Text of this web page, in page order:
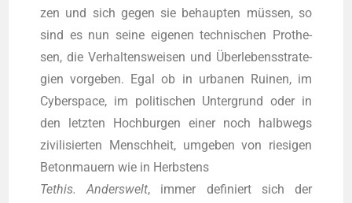
zen und sich gegen sie behaup­ten müs­sen, so
sind es nun sei­ne eige­nen tech­ni­schen Pro­the­
sen, die Ver­hal­tens­wei­sen und Über­le­bens­stra­te­
gien vor­ge­ben. Egal ob in urba­nen Rui­nen, im
Cyber­space, im poli­ti­schen Unter­grund oder in
den letz­ten Hoch­bur­gen einer noch halb­wegs
zivi­li­sier­ten Mensch­heit, umge­ben von rie­si­gen
Beton­mau­ern wie in Herbs­tens
Tethis. Anders­welt, immer defi­niert sich der